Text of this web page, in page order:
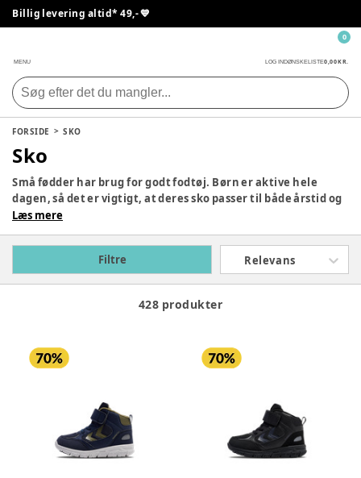
Billig levering altid* 49,- 💙
MENU LOG INDØNSKELISTE0,00 KR.
0
FORSIDE SKO
Sko
Små fødder har brug for godt fodtøj. Børn er aktive hele
dagen, så det er vigtigt, at deres sko passer til både årstid og
aktivitet. Uanset om det er til en festlig begivenhed,
alt fra vinterstøvler og gummistøvler til sandaler og
hjemmesko. Med mærker som Bisgaard, Bisgaard og
Skechers er I sikret høj kvalitet til de små fødder.
Læs mere
Filtre Relevans
428 produkter